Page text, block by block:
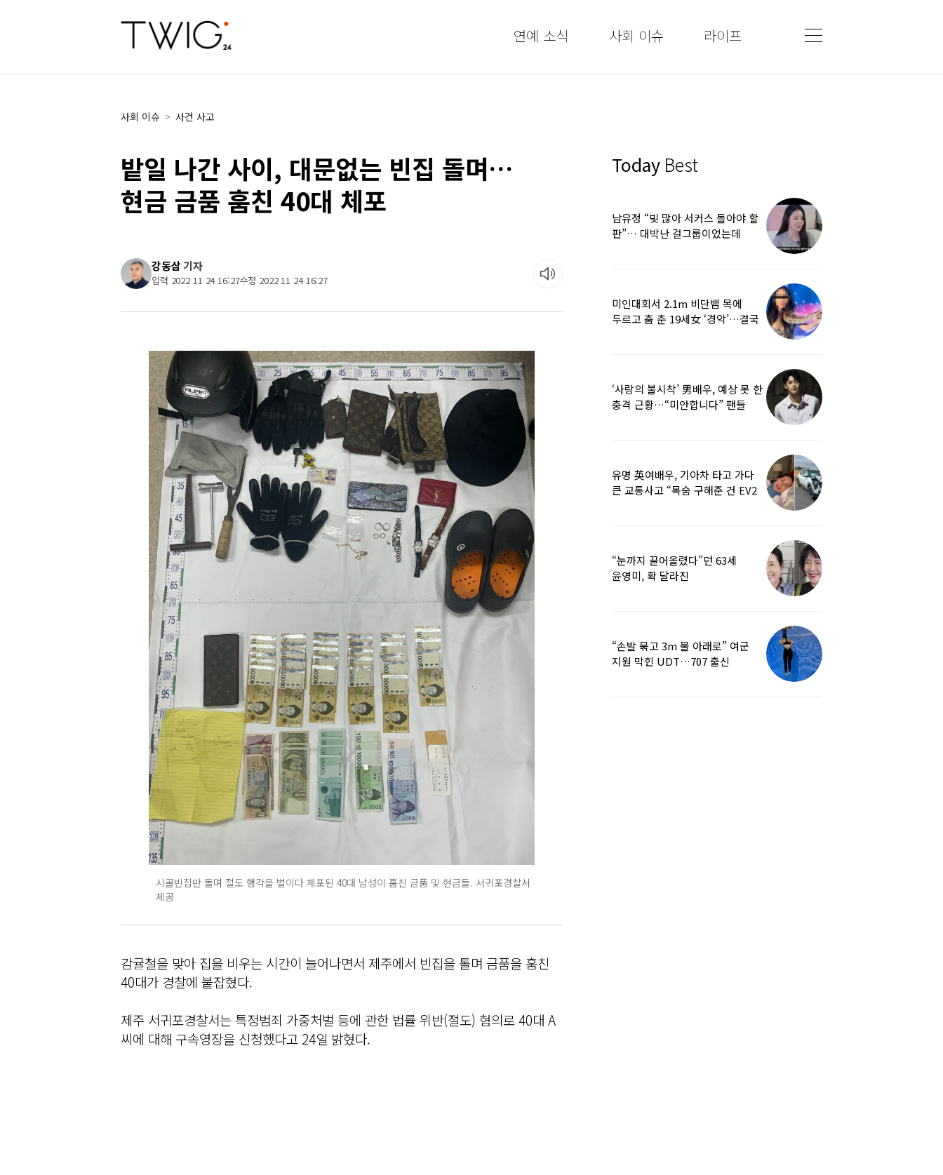
연예 소식 사회 이슈 라이프
사회 이슈 > 사건 사고
밭일 나간 사이, 대문없는 빈집 돌며…
현금 금품 훔친 40대 체포
강동삼기자
입력 2022 11 24 16:27수정 2022 11 24 16:27
시골빈집만 돌며 절도 행각을 벌이다 체포된 40대 남성이 훔친 금품 및 현금들. 서귀포경찰서
제공
감귤철을 맞아 집을 비우는 시간이 늘어나면서 제주에서 빈집을 톨며 금품을 훔친
40대가 경찰에 붙잡혔다.
제주 서귀포경찰서는 특정범죄 가중처벌 등에 관한 법률 위반(절도) 혐의로 40대 A
씨에 대해 구속영장을 신청했다고 24일 밝혔다.
Today Best
남유정 “빚 많아 서커스 돌아야 할
판”… 대박난 걸그룹이었는데
미인대회서 2.1m 비단뱀 목에
두르고 춤 춘 19세女 ‘경악’…결국
‘사랑의 불시착’ 男배우, 예상 못 한
충격 근황…“미안합니다” 팬들
유명 英여배우, 기아차 타고 가다
큰 교통사고 “목숨 구해준 건 EV2
“눈까지 끌어올렸다”던 63세
윤영미, 확 달라진
“손발 묶고 3m 물 아래로” 여군
지원 막힌 UDT…707 출신